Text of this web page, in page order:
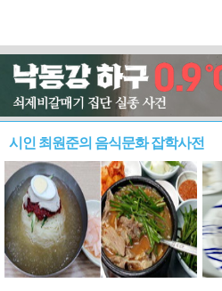
시인 최원준의 음식문화 잡학사전